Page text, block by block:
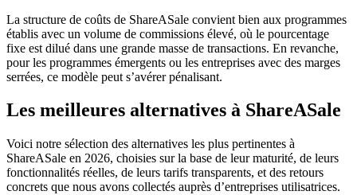
La structure de coûts de ShareASale convient bien aux programmes
établis avec un volume de commissions élevé, où le pourcentage
fixe est dilué dans une grande masse de transactions. En revanche,
pour les programmes émergents ou les entreprises avec des marges
serrées, ce modèle peut s’avérer pénalisant.
Les meilleures alternatives à ShareASale
Voici notre sélection des alternatives les plus pertinentes à
ShareASale en 2026, choisies sur la base de leur maturité, de leurs
fonctionnalités réelles, de leurs tarifs transparents, et des retours
concrets que nous avons collectés auprès d’entreprises utilisatrices.